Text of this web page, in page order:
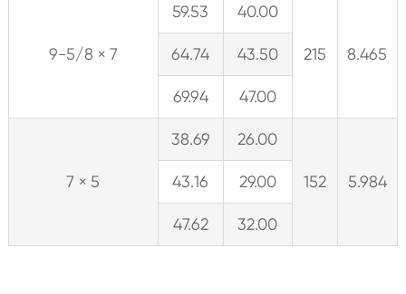
9-5/8 × 7
59.53 40.00
215 8.465
64.74 43.50
69.94 47.00
7 × 5
38.69 26.00
152 5.984
43.16 29.00
47.62 32.00